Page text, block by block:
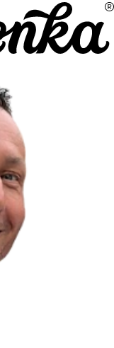
služby.
súhlas
a aby sme
reklamu,
Google
byť používané
zážitok.
podľa toho, čo
ktoré typy
na vašom
prevádzku tejto